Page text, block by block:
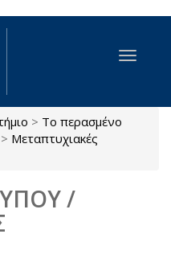
Toggle
> Το περασμένο
> Μεταπτυχιακές
/